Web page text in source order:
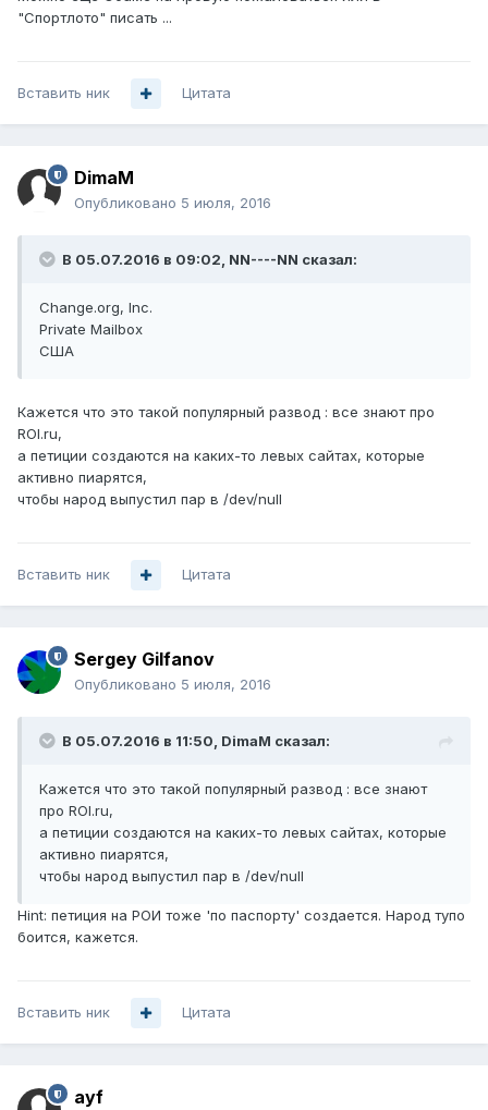
"Спортлото" писать ...
Вставить ник Цитата
DimaM
Опубликовано 5 июля, 2016
В 05.07.2016 в 09:02, NN----NN сказал:
Change.org, Inc.
Private Mailbox
США
Кажется что это такой популярный развод : все знают про
ROI.ru,
а петиции создаются на каких-то левых сайтах, которые
активно пиарятся,
чтобы народ выпустил пар в /dev/null
Вставить ник Цитата
Sergey Gilfanov
Опубликовано 5 июля, 2016
В 05.07.2016 в 11:50, DimaM сказал:
Кажется что это такой популярный развод : все знают
про ROI.ru,
а петиции создаются на каких-то левых сайтах, которые
активно пиарятся,
чтобы народ выпустил пар в /dev/null
Hint: петиция на РОИ тоже 'по паспорту' создается. Народ тупо
боится, кажется.
Вставить ник Цитата
ayf